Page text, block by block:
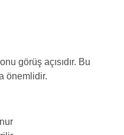
görüş açısıdır. Bu
önemlidir.